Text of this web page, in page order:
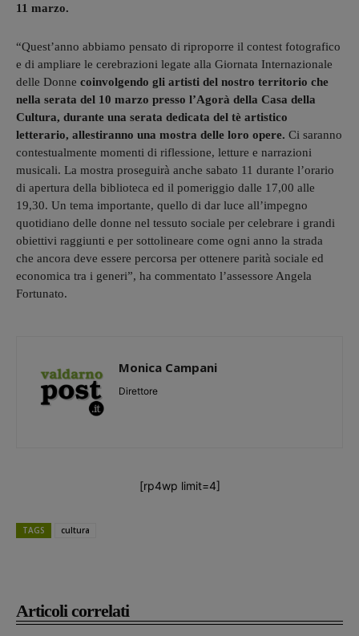
Articoli correlati
11 marzo.
“Quest’anno abbiamo pensato di riproporre il contest fotografico
e di ampliare le cerebrazioni legate alla Giornata Internazionale
delle Donne coinvolgendo gli artisti del nostro territorio che
nella serata del 10 marzo presso l’Agorà della Casa della
Cultura, durante una serata dedicata del tè artistico
letterario, allestiranno una mostra delle loro opere. Ci saranno
contestualmente momenti di riflessione, letture e narrazioni
musicali. La mostra proseguirà anche sabato 11 durante l’orario
di apertura della biblioteca ed il pomeriggio dalle 17,00 alle
19,30. Un tema importante, quello di dar luce all’impegno
quotidiano delle donne nel tessuto sociale per celebrare i grandi
obiettivi raggiunti e per sottolineare come ogni anno la strada
che ancora deve essere percorsa per ottenere parità sociale ed
economica tra i generi”, ha commentato l’assessore Angela
Fortunato.
Monica Campani
Direttore
[rp4wp limit=4]
TAGS cultura